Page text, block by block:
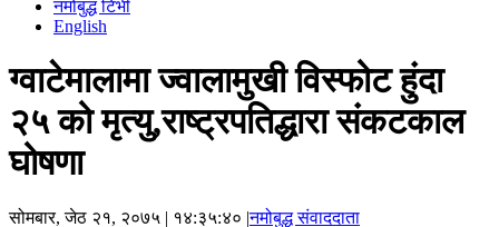
नमोबुद्ध टिभी
English
ग्वाटेमालामा ज्वालामुखी विस्फोट हुंदा
२५ को मृत्यु,राष्ट्रपतिद्धारा संकटकाल
घोषणा
सोमबार, जेठ २१, २०७५ | १४:३५:४० |नमोबुद्ध संवाददाता